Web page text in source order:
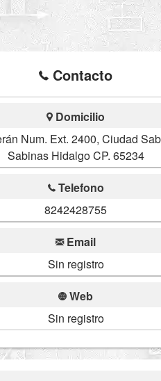
Contacto
Domicilio
Num. Ext. 2400, Ciudad
Sabinas Hidalgo CP. 65234
Telefono
8242428755
Email
Sin registro
Web
Sin registro